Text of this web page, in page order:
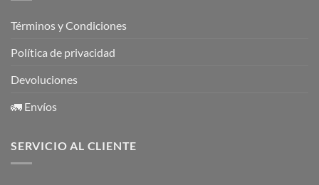
Términos y Condiciones
Política de privacidad
Devoluciones
🚛 Envíos
SERVICIO AL CLIENTE